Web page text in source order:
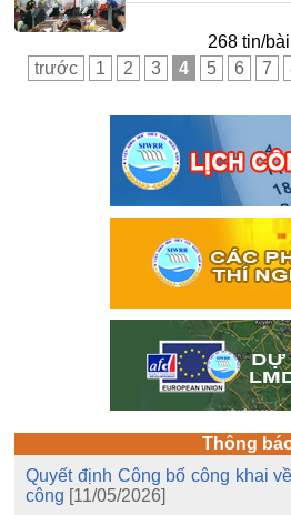
268 tin/bài
trước
1 2 3 4 5 6 7
Thông
Quyết định Công bố công khai
công [11/05/2026]